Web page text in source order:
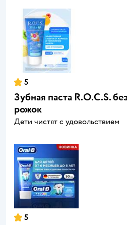
5
Зубная паста R.O.C.S.
рожок
Дети чистят с удовольствием
5